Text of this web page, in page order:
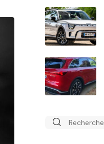
Rechercher